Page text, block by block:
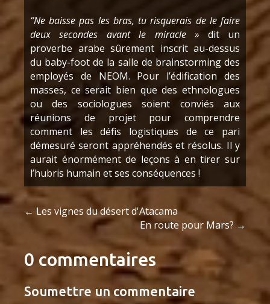
“Ne baisse pas les bras, tu risquerais de le faire
deux secondes avant le miracle » dit un
proverbe arabe sûrement inscrit au-dessus
du baby-foot de la salle de brainstorming des
employés de NEOM. Pour l’édification des
masses, ce serait bien que des ethnologues
ou des sociologues soient conviés aux
réunions de projet pour comprendre
comment les défis logistiques de ce pari
démesuré seront appréhendés et résolus. Il y
aurait énormément de leçons à en tirer sur
l’hubris humain et ses conséquences !
← Les vignes du désert d'Atacama
En route pour Mars? →
0 commentaires
Soumettre un commentaire